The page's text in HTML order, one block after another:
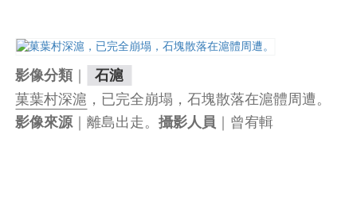
影像分類｜ 石滬
菓葉村深滬 ，已完全崩塌，石塊散落在滬體周遭。
影像來源｜離島出走。攝影人員 ｜曾宥輯